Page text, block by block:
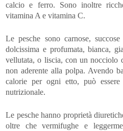
calcio e ferro. Sono inoltre
vitamina A e vitamina C.
Le pesche sono carnose,
dolcissima e profumata, bianca,
vellutata, o liscia, con un nocciolo
non aderente alla polpa. Avendo
calorie per ogni etto, può
nutrizionale.
Le pesche hanno proprietà
oltre che vermifughe e